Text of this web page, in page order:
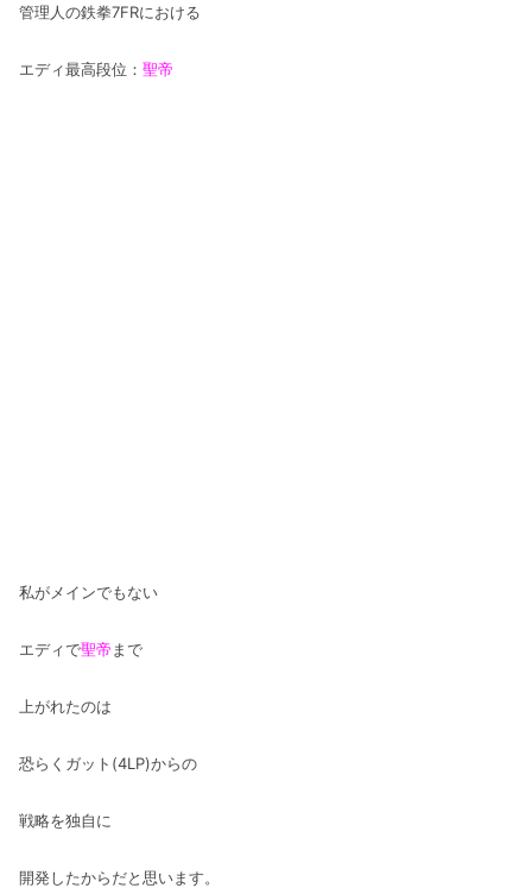
管理人の鉄拳7FRにおける
エディ最高段位： 聖帝
私がメインでもない
エディで聖帝 まで
上がれたのは
恐らくガット(4LP)からの
戦略を独自に
開発したからだと思います。